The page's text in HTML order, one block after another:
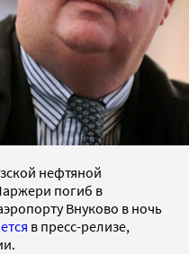
нефтяной
погиб в
Внуково в ночь
в пресс-релизе,